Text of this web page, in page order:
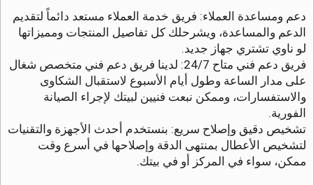
دعم ومساعدة العملاء: فريق خدمة العملاء مستعد دائماً لتقديم
الدعم والمساعدة، ويشرحلك كل تفاصيل المنتجات ومميزاتها
لو ناوي تشتري جهاز جديد.
فريق دعم فني متاح 24/7: لدينا فريق دعم فني متخصص شغال
على مدار الساعة وطول أيام الأسبوع لاستقبال الشكاوى
والاستفسارات، وممكن نبعت فنيين لبيتك لإجراء الصيانة
الفورية.
تشخيص دقيق وإصلاح سريع: بنستخدم أحدث الأجهزة والتقنيات
لتشخيص الأعطال بمنتهى الدقة وإصلاحها في أسرع وقت
ممكن، سواء في المركز أو في بيتك.